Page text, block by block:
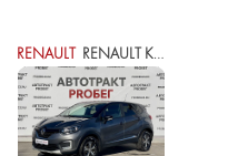
RENAULT RENAULT KAPTUR I